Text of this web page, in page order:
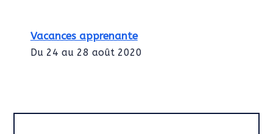
Vacances apprenante
Du 24 au 28 août 2020